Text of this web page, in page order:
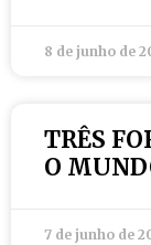
8 de junho de
TRÊS
O
7 de junho de